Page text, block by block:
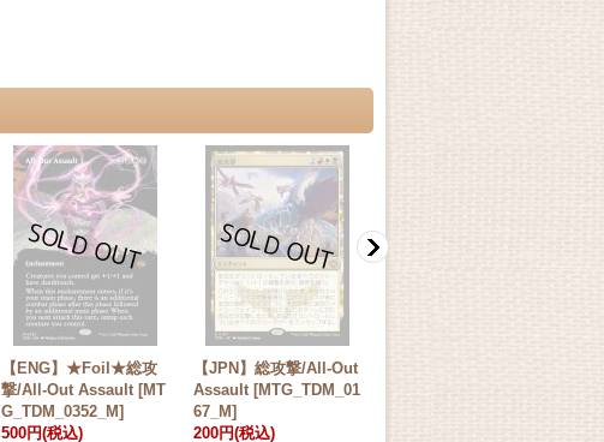
【ENG】★Foil★総攻
撃/All-Out Assault [MT
G_TDM_0352_M]
500円(税込)
【JPN】総攻撃/All-Out
Assault [MTG_TDM_01
67_M]
200円(税込)